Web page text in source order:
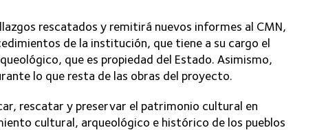
rescatados y remitirá nuevos informes al CMN,
de la institución, que tiene a su cargo el
que es propiedad del Estado. Asimismo,
lo que resta de las obras del proyecto.
rescatar y preservar el patrimonio cultural en
cultural, arqueológico e histórico de los pueblos